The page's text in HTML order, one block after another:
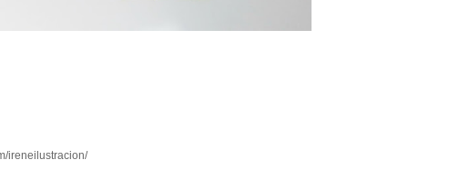
ireneilustracion/